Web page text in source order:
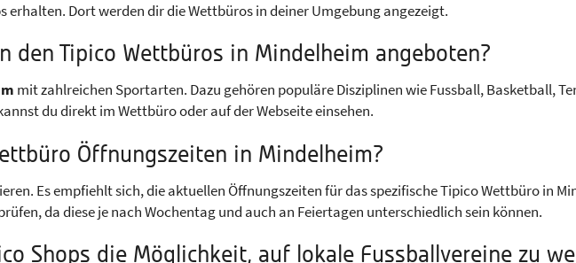
erhalten. Dort werden dir die Wettbüros in deiner Umgebung angezeigt.
den Tipico Wettbüros in Mindelheim angeboten?
mit zahlreichen Sportarten. Dazu gehören populäre Disziplinen wie Fussball, Basketball,
du direkt im Wettbüro oder auf der Webseite einsehen.
Öffnungszeiten in Mindelheim?
Es empfiehlt sich, die aktuellen Öffnungszeiten für das spezifische Tipico Wettbüro in
da diese je nach Wochentag und auch an Feiertagen unterschiedlich sein können.
Shops die Möglichkeit, auf lokale Fussballvereine zu